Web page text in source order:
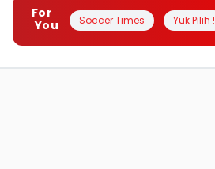
For
You
Soccer Times Yuk Pilih !